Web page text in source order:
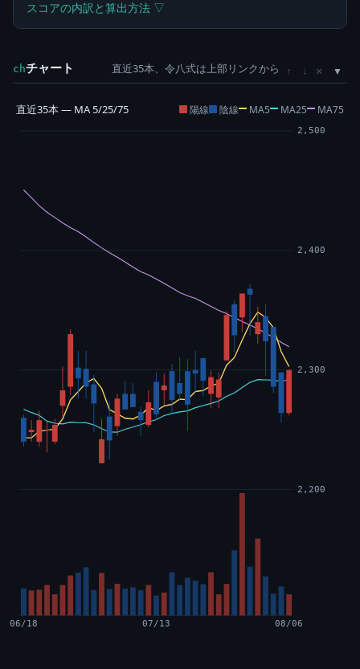
スコアの内訳と算出方法 ▽
chチャート 直近35本、令八式は上部リンクから ↑ ↓ ×
直近35本 — MA 5/25/75 陽線 陰線 MA5 MA25 MA75
2,200
2,300
2,400
2,500
06/18 07/13 08/06